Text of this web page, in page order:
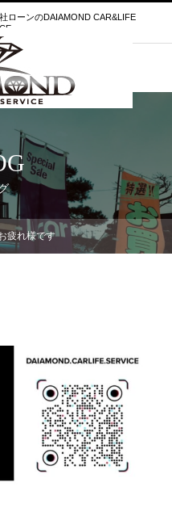
ローンのDAIAMOND CAR&LIFE
疲れ様です